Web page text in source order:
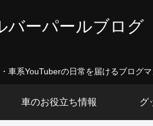
バーパールブログ
車系YouTuberの日常を届けるブログ
車のお役立ち情報 グ